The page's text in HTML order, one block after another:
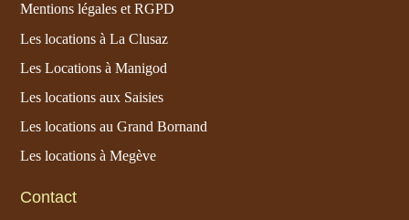
Mentions légales et RGPD
Les locations à La Clusaz
Les Locations à Manigod
Les locations aux Saisies
Les locations au Grand Bornand
Les locations à Megève
Contact